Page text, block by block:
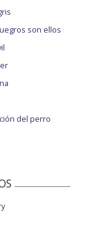
son ellos
del perro